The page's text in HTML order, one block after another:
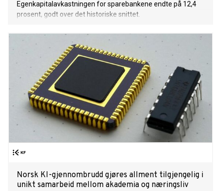
Egenkapitalavkastningen for sparebankene endte på 12,4
prosent, godt over det historiske snittet.
Norsk KI-gjennombrudd gjøres allment tilgjengelig i
unikt samarbeid mellom akademia og næringsliv